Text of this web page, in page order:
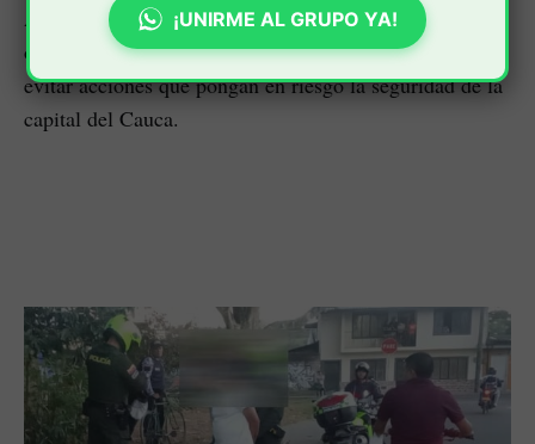
Ante esta situación, las autoridades mantienen
operativos en la zona rural de la ciudad, con el fin de
evitar acciones que pongan en riesgo la seguridad de la
capital del Cauca.
¡UNIRME AL GRUPO YA!